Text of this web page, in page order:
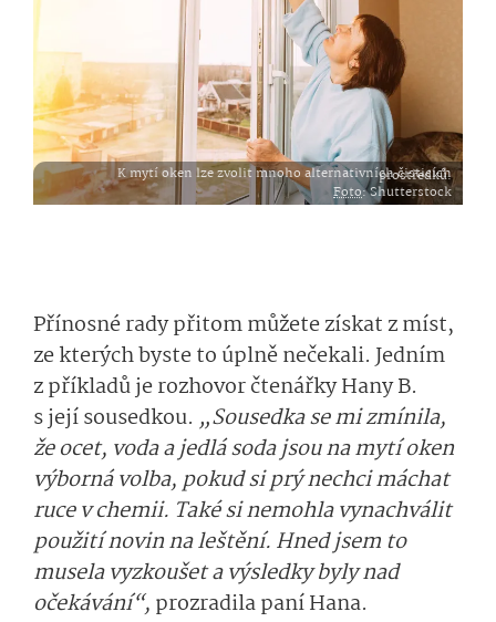
K mytí oken lze zvolit mnoho alternativních čisticích prostředků.
Foto: Shutterstock
Přínosné rady přitom můžete získat z míst,
ze kterých byste to úplně nečekali. Jedním
z příkladů je rozhovor čtenářky Hany B.
s její sousedkou. „Sousedka se mi zmínila,
že ocet, voda a jedlá soda jsou na mytí oken
výborná volba, pokud si prý nechci máchat
ruce v chemii. Také si nemohla vynachválit
použití novin na leštění. Hned jsem to
musela vyzkoušet a výsledky byly nad
očekávání“, prozradila paní Hana.